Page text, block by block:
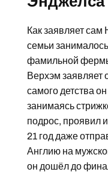
Как заявляет сам
семьи
фамильной фермы
Верхэм заявляет
самого детства
занимаясь
подрос, проявил
21 год даже
Англию на
он дошёл до